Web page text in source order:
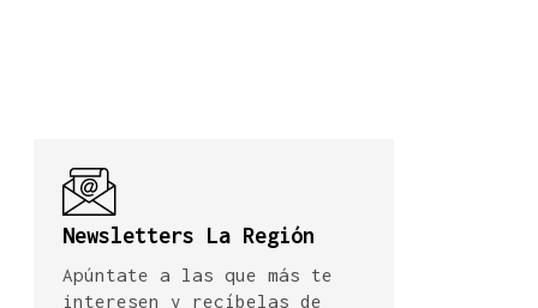
Newsletters La Región
Apúntate a las que más te
interesen y recíbelas de